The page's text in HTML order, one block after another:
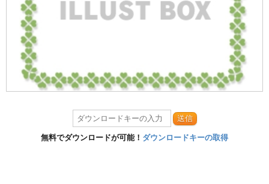
送信
無料でダウンロードが可能！ ダウンロードキーの取得